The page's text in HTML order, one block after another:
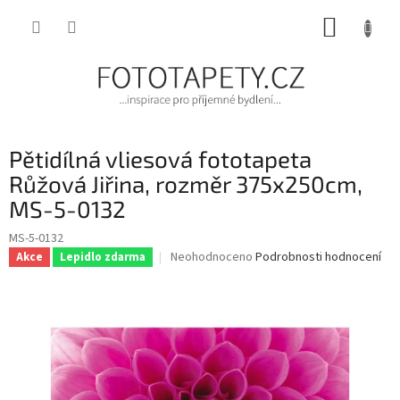
Pětidílná vliesová fototapeta
Růžová Jiřina, rozměr 375x250cm,
MS-5-0132
MS-5-0132
Akce Lepidlo zdarma
Průměrné
0,0
z
5
hvězdiček.
Neohodnoceno Podrobnosti hodnocení